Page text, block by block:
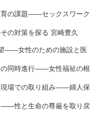
育の課題――セックスワーク
の対策を探る 宮崎豊久
――女性のための施設と医
の同時進行――女性福祉の根
現場での取り組み――婦人保
――性と生命の尊厳を取り戻